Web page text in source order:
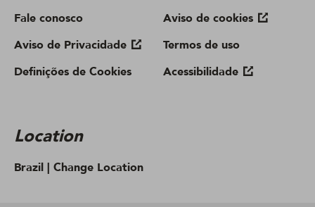
Fale conosco
Aviso de Privacidade
Definições de Cookies
Aviso de cookies
Termos de uso
Acessibilidade
Location
Brazil | Change Location